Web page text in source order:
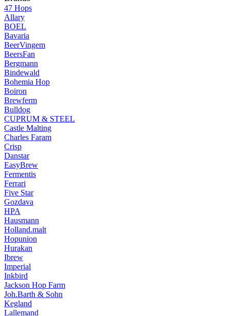
47 Hops
Allary
BOEL
Bavaria
BeerVingem
BeersFan
Bergmann
Bindewald
Bohemia Hop
Boiron
Brewferm
Bulldog
CUPRUM & STEEL
Castle Malting
Charles Faram
Crisp
Danstar
EasyBrew
Fermentis
Ferrari
Five Star
Gozdava
HPA
Hausmann
Holland.malt
Hopunion
Hurakan
Ibrew
Imperial
Inkbird
Jackson Hop Farm
Joh.Barth & Sohn
Kegland
Lallemand